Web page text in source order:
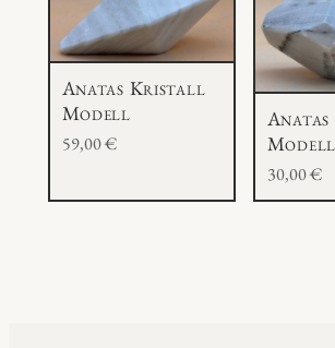
Anatas Kristall
Modell
59,00€
Modell
30,00€